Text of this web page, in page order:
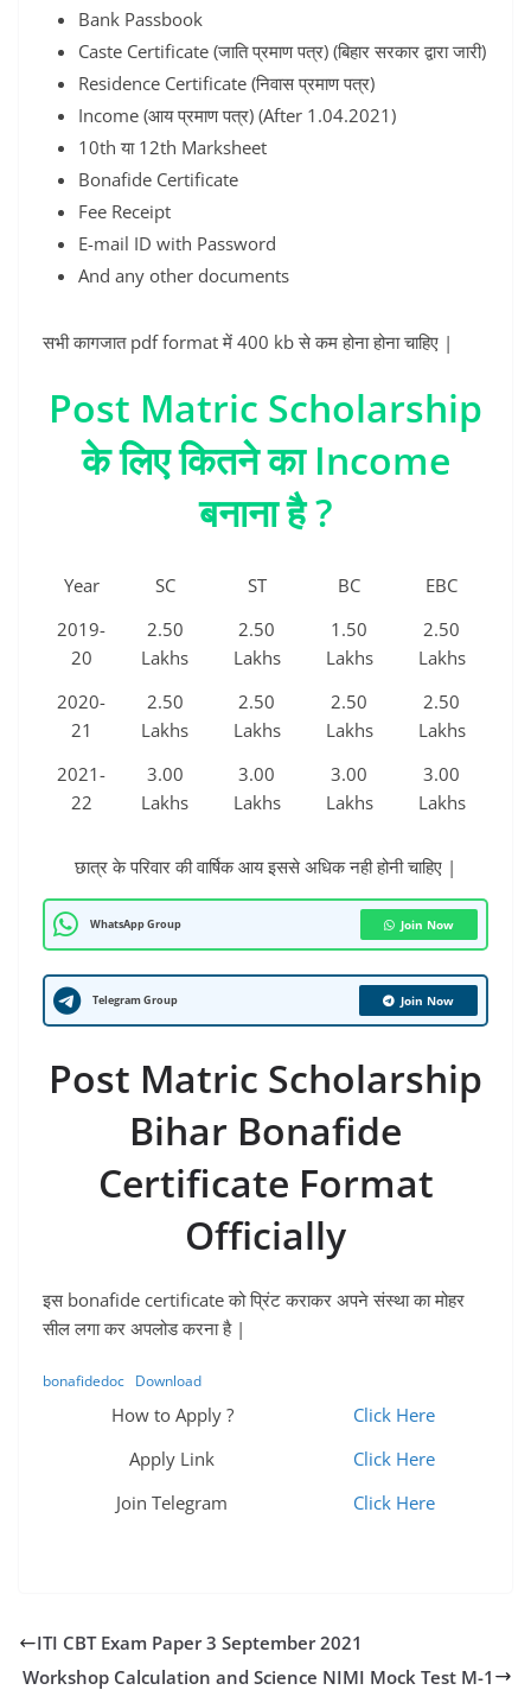
Bank Passbook
Caste Certificate (जाति प्रमाण पत्र) (बिहार सरकार द्वारा जारी)
Residence Certificate (निवास प्रमाण पत्र)
Income (आय प्रमाण पत्र) (After 1.04.2021)
10th या 12th Marksheet
Bonafide Certificate
Fee Receipt
E-mail ID with Password
And any other documents
सभी कागजात pdf format में 400 kb से कम होना होना चाहिए |
Post Matric Scholarship
के लिए कितने का Income
बनाना है ?
Year SC ST BC
EBC
2019-
20
2.50
Lakhs
2.50
Lakhs
1.50
Lakhs
2.50
Lakhs
2020-
21
2.50
Lakhs
2.50
Lakhs
2.50
Lakhs
2.50
Lakhs
2021-
22
3.00
Lakhs
3.00
Lakhs
3.00
Lakhs
3.00
Lakhs
छात्र के परिवार की वार्षिक आय इससे अधिक नही होनी चाहिए |
WhatsApp Group Join Now
Telegram Group Join Now
Post Matric Scholarship
Bihar Bonafide
Certificate Format
Officially
इस bonafide certificate को प्रिंट कराकर अपने संस्था का मोहर
सील लगा कर अपलोड करना है |
bonafidedoc Download
How to Apply ?
Click Here
Apply Link
Click Here
Join Telegram
Click Here
ITI CBT Exam Paper 3 September 2021
Workshop Calculation and Science NIMI Mock Test M-1